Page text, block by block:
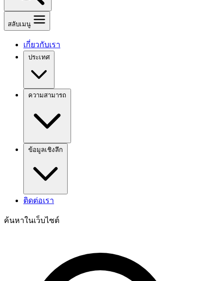
สลับเมนู
เกี่ยวกับเรา
ประเทศ
ความสามารถ
ข้อมูลเชิงลึก
ติดต่อเรา
ค้นหาในเว็บไซต์